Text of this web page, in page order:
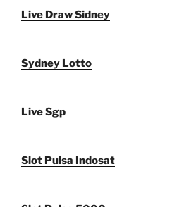
Live Draw Sidney
Sydney Lotto
Live Sgp
Slot Pulsa Indosat